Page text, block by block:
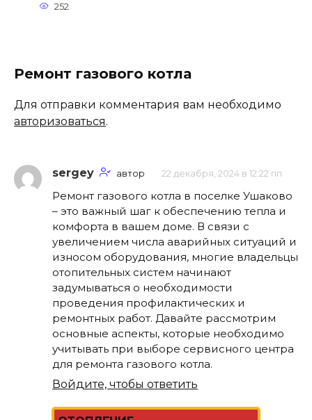
252
Ремонт газового котла
Для отправки комментария вам необходимо
авторизоваться.
sergey автор 22 декабря, 2024 в 12:22 пп
Ремонт газового котла в поселке Ушаково
– это важный шаг к обеспечению тепла и
комфорта в вашем доме. В связи с
увеличением числа аварийных ситуаций и
износом оборудования, многие владельцы
отопительных систем начинают
задумываться о необходимости
проведения профилактических и
ремонтных работ. Давайте рассмотрим
основные аспекты, которые необходимо
учитывать при выборе сервисного центра
для ремонта газового котла.
Войдите, чтобы ответить